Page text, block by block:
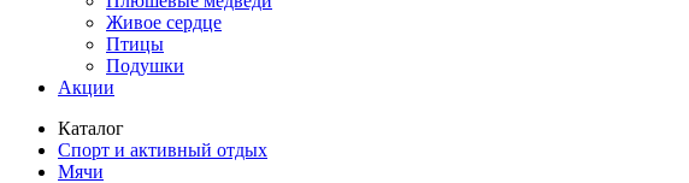
Живое сердце
Птицы
Подушки
Акции
Каталог
Спорт и активный отдых
Мячи